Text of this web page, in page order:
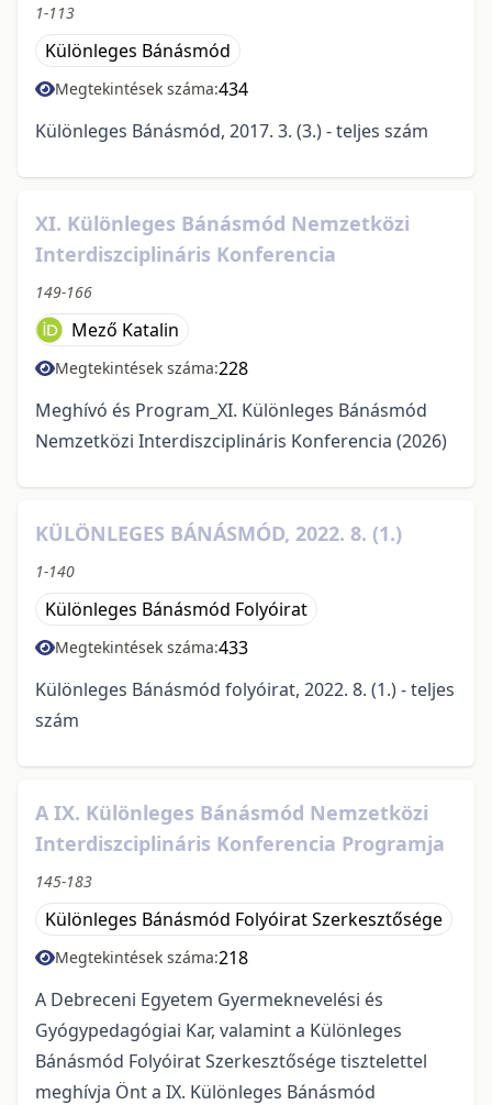
1-113
Különleges Bánásmód
Megtekintések száma:434
Különleges Bánásmód, 2017. 3. (3.) - teljes szám
XI. Különleges Bánásmód Nemzetközi
Interdiszciplináris Konferencia
149-166
Mező Katalin
Megtekintések száma:228
Meghívó és Program_XI. Különleges Bánásmód
Nemzetközi Interdiszciplináris Konferencia (2026)
KÜLÖNLEGES BÁNÁSMÓD, 2022. 8. (1.)
1-140
Különleges Bánásmód Folyóirat
Megtekintések száma:433
Különleges Bánásmód folyóirat, 2022. 8. (1.) - teljes
szám
A IX. Különleges Bánásmód Nemzetközi
Interdiszciplináris Konferencia Programja
145-183
Különleges Bánásmód Folyóirat Szerkesztősége
Megtekintések száma:218
A Debreceni Egyetem Gyermeknevelési és
Gyógypedagógiai Kar, valamint a Különleges
Bánásmód Folyóirat Szerkesztősége tisztelettel
meghívja Önt a IX. Különleges Bánásmód